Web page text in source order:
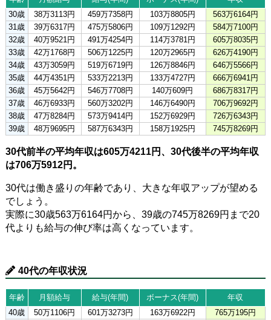
30歳
38万3113円 459万7358円 103万8805円
563万6164円
31歳
39万6317円 475万5806円 109万1292円
584万7100円
32歳
40万9521円 491万4254円 114万3781円
605万8035円
33歳
42万1768円 506万1225円 120万2965円
626万4190円
34歳
43万3059円 519万6719円 126万8846円
646万5566円
35歳
44万4351円 533万2213円 133万4727円
666万6941円
36歳
45万5642円 546万7708円 140万609円
686万8317円
37歳
46万6933円 560万3202円 146万6490円
706万9692円
38歳
47万8284円 573万9414円 152万6929円
726万6343円
39歳
48万9695円 587万6343円 158万1925円 745万8269円
30代前半の平均年収は605万4211円、30代後半の平均年収
は706万5912円。
30代は働き盛りの年齢であり、大きな年収アップが望める
でしょう。
実際に30歳563万6164円から、39歳の745万8269円まで20
代よりも給与の伸び率は高くなっています。
40代の年収状況
年齢 月額給与 給与(年間) ボーナス(年間)
年収
40歳
50万1106円 601万3273円 163万6922円
765万195円